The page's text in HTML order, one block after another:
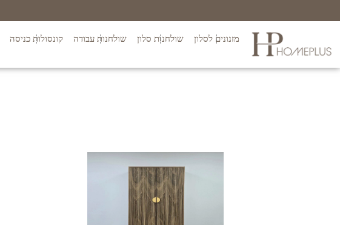
מזנונים לסלון שולחנות סלון שולחנות עבודה קונסולות כניסה